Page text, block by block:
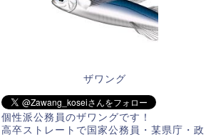
ザワング
個性派公務員のザワングです！
高卒ストレートで国家公務員・某県庁・政